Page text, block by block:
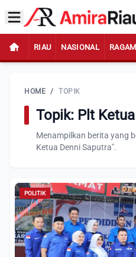
RIAU NASIONAL RAGAM
HOME / TOPIK
Topik: Plt
Menampilkan berita yang
Ketua Denni Saputra".
POLITIK